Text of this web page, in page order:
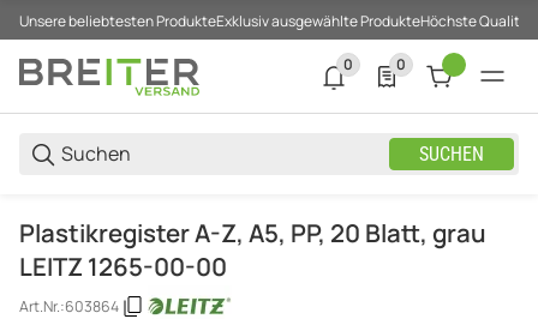
Unsere beliebtesten ProdukteExklusiv ausgewählte ProdukteHöchste Qualität
SUCHEN
0
0 neue Notifizierungen
0
0 Produkte in der
Plastikregister A-Z, A5, PP, 20 Blatt, grau
LEITZ 1265-00-00
Art.Nr.:603864